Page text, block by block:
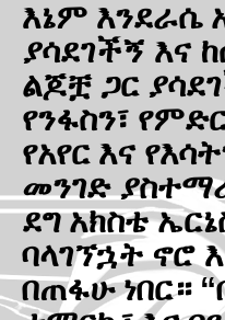
እኔም እንደራሴ
ያሳደገችኝ እና
ልጆቿ ጋር
የንፋስን፣
የአየር እና
መንገድ
ደግ አክስቴ
ባላገኘኋት ኖሮ
በጠፋሁ ነበር።